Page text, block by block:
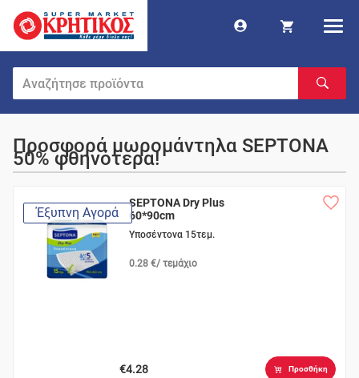
Προσφορά μωρομάντηλα SEPTONA
50% φθηνότερα!
Έξυπνη Αγορά
SEPTONA Dry Plus
60*90cm
Υποσέντονα 15τεμ.
0.28 €/ τεμάχιο
€4.28 Προσθήκη